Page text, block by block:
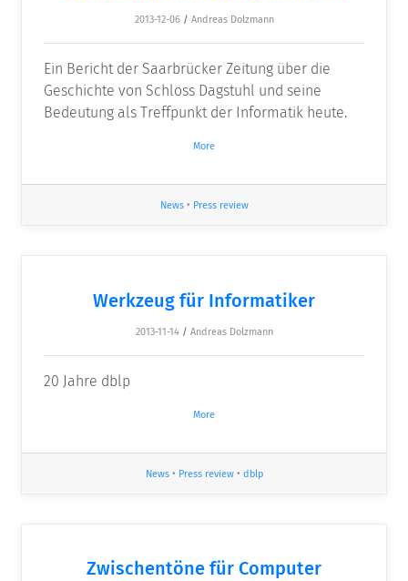
2013-12-06 / Andreas Dolzmann
Ein Bericht der Saarbrücker Zeitung über die
Geschichte von Schloss Dagstuhl und seine
Bedeutung als Treffpunkt der Informatik heute.
More
News• Press review
Werkzeug für Informatiker
2013-11-14 / Andreas Dolzmann
20 Jahre dblp
More
News• Press review• dblp
Zwischentöne für Computer